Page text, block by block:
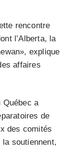
rencontre
l’Alberta, la
explique
affaires
Québec a
de
des comités
soutiennent,